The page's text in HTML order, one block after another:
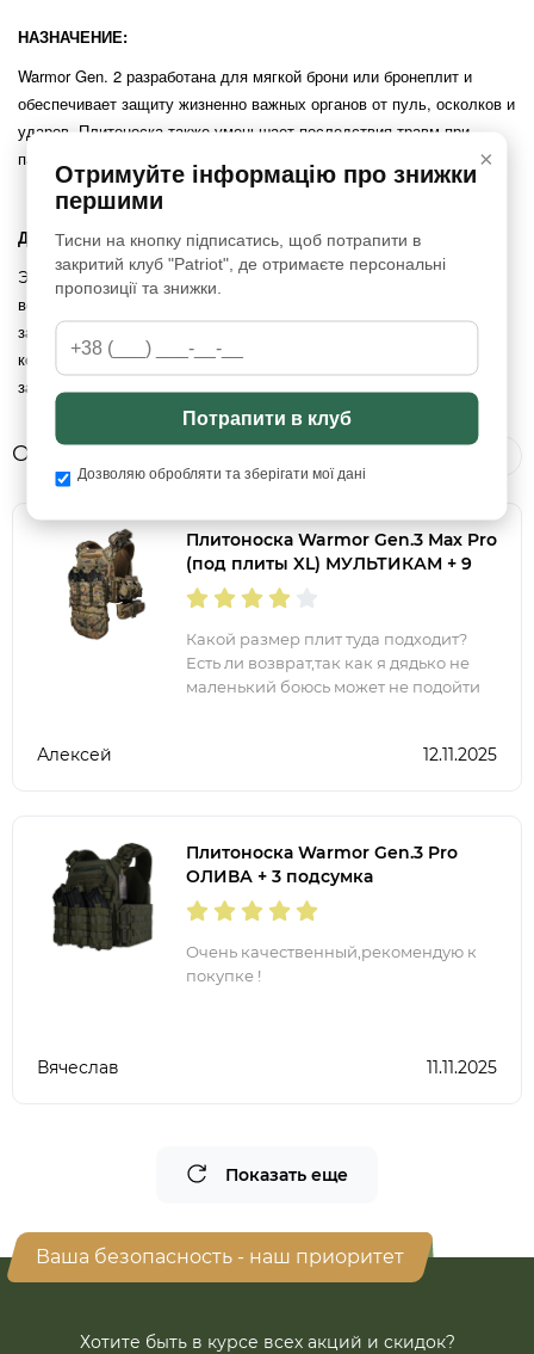
НАЗНАЧЕНИЕ:
Warmor Gen. 2 разработана для мягкой брони или бронеплит и
обеспечивает защиту жизненно важных органов от пуль, осколков и
ударов. Плитоноска также уменьшает последствия травм при
падениях и ударах тупым предметом.
ДЛЯ КОГО ПОДХОДИТ:
Эта плитоноска является важной частью снаряжения для
военнослужащих в опасных зонах. Она предоставляет надежную
защиту и высокую мобильность, а также позволяет изменять
конфигурацию защиты в соответствии с конкретными боевыми
задачами благодаря модульной конструкции и системе Molle.
Отзывы
Плитоноска Warmor Gen.3 Мах Pro
(под плиты XL) МУЛЬТИКАМ + 9
подсумков
Какой размер плит туда подходит?
Есть ли возврат,так как я дядько не
маленький боюсь может не подойти
Алексей 12.11.2025
Плитоноска Warmor Gen.3 Pro
ОЛИВА + 3 подсумка
Очень качественный,рекомендую к
покупке !
Вячеслав 11.11.2025
Показать еще
×
Отримуйте інформацію про знижки
першими
Тисни на кнопку підписатись, щоб потрапити в
закритий клуб "Patriot", де отримаєте персональні
пропозиції та знижки.
Потрапити в клуб
Дозволяю обробляти та зберігати мої дані
Ваша безопасность - наш приоритет
Хотите быть в курсе всех акций и скидок?